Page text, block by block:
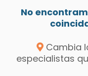
No
Cambia
especialistas